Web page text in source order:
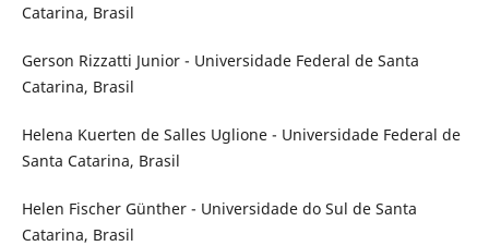
Catarina, Brasil
Gerson Rizzatti Junior - Universidade Federal de Santa
Catarina, Brasil
Helena Kuerten de Salles Uglione - Universidade Federal de
Santa Catarina, Brasil
Helen Fischer Günther - Universidade do Sul de Santa
Catarina, Brasil